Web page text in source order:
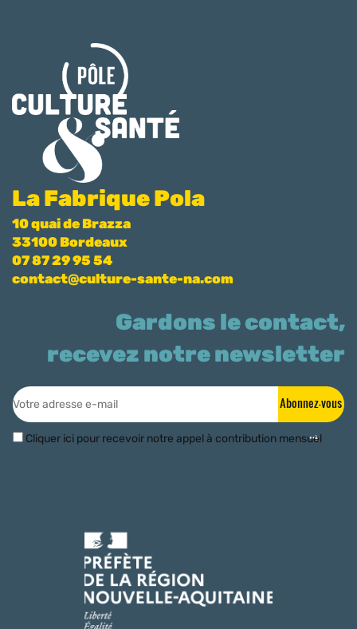
La Fabrique Pola
10 quai de Brazza
33100 Bordeaux
07 87 29 95 54
contact@culture-sante-na.com
Gardons le contact,
recevez notre newsletter
Abonnez-vous
Cliquer ici pour recevoir notre appel à contribution mensuel